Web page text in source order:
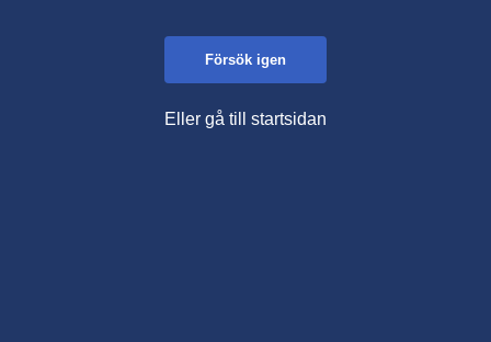
Försök igen
Eller gå till startsidan